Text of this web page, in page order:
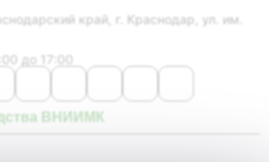
край, г. Краснодар, ул. им.
до 17:00
ВНИИМК